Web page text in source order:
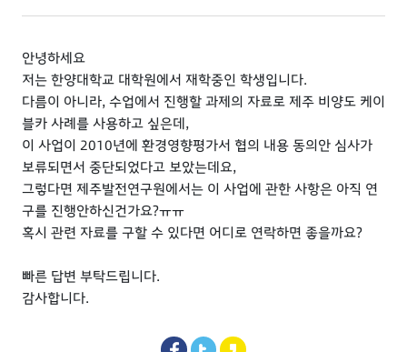
안녕하세요
저는 한양대학교 대학원에서 재학중인 학생입니다.
다름이 아니라, 수업에서 진행할 과제의 자료로 제주 비양도 케이
블카 사례를 사용하고 싶은데,
이 사업이 2010년에 환경영향평가서 협의 내용 동의안 심사가
보류되면서 중단되었다고 보았는데요,
그렇다면 제주발전연구원에서는 이 사업에 관한 사항은 아직 연
구를 진행안하신건가요?ㅠㅠ
혹시 관련 자료를 구할 수 있다면 어디로 연락하면 좋을까요?
빠른 답변 부탁드립니다.
감사합니다.